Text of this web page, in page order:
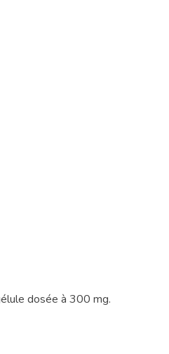
dosée à 300 mg.